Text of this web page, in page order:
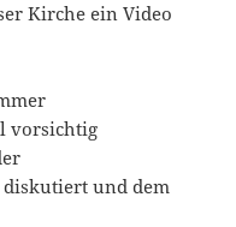
Kirche ein Video
vorsichtig
und dem